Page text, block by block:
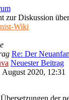
zur Diskussion
Wiki
Re: Der
Neuester Beitrag
August 2020, 12:31